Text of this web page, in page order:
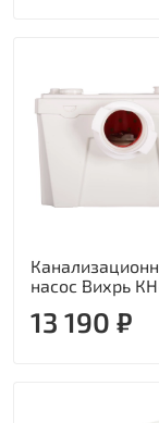
насос Вихрь
13 190 ₽